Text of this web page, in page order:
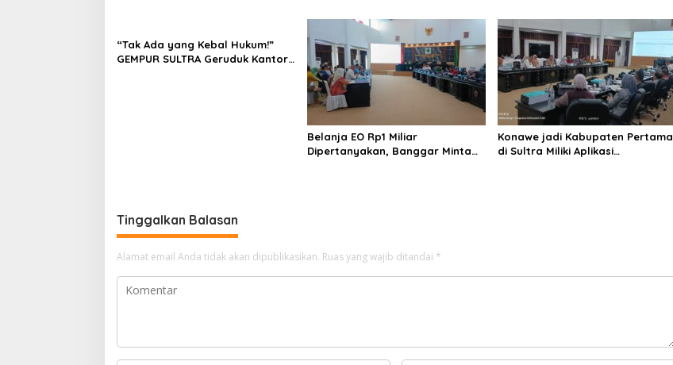
Ilegal
“Tak Ada yang Kebal Hukum!”
GEMPUR SULTRA Geruduk Kantor
Belanja EO Rp1 Miliar
Dipertanyakan, Banggar Minta
Konawe jadi Kabupaten Pertama
di Sultra Miliki Aplikasi
Tinggalkan Balasan
Alamat email Anda tidak akan dipublikasikan. Ruas yang wajib ditandai *